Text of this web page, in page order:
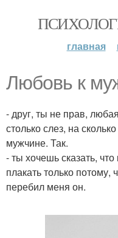
главная
Любовь к
- друг, ты не прав,
столько слез, на
мужчине. Так.
- ты хочешь сказать,
плакать только
перебил меня он.